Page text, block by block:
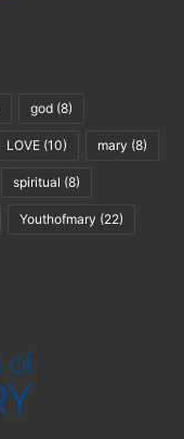
god (8)
LOVE (10) mary (8)
spiritual (8)
Youthofmary (22)